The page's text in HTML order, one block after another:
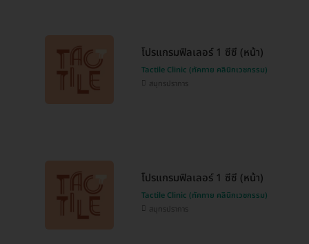
โปรแกรมฟิลเลอร์ 1 ซีซี (หน้า)
Tactile Clinic (ทัคทาย คลินิกเวชกรรม)
สมุทรปราการ
โปรแกรมฟิลเลอร์ 1 ซีซี (หน้า)
Tactile Clinic (ทัคทาย คลินิกเวชกรรม)
สมุทรปราการ